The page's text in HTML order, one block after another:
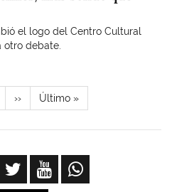
el logo del Centro Cultural
otro debate.
Siguiente
página
››
Última
página
Último »